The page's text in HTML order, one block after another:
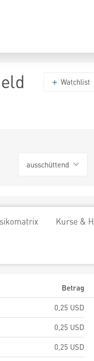
Watchlist
ausschüttend
Kurse &
Betrag
0,25 USD
0,25 USD
0,25 USD